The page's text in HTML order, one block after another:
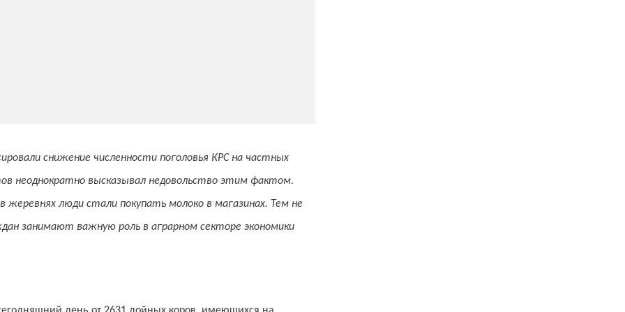
снижение численности поголовья КРС на частных
неоднократно высказывал недовольство этим фактом.
люди стали покупать молоко в магазинах. Тем не
занимают важную роль в аграрном секторе экономики